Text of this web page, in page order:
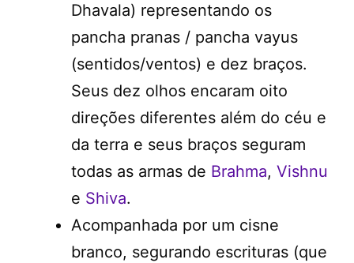
Dhavala) representando os
pancha pranas / pancha vayus
(sentidos/ventos) e dez braços.
Seus dez olhos encaram oito
direções diferentes além do céu e
da terra e seus braços seguram
todas as armas de Brahma, Vishnu
e Shiva.
Acompanhada por um cisne
branco, segurando escrituras (que